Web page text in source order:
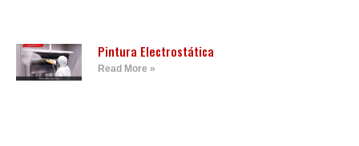
Pintura Electrostática
Read More »